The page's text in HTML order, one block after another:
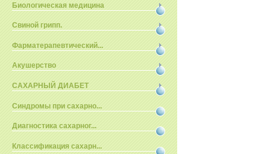
Биологическая медицина
Свиной грипп.
Фарматерапевтический...
Акушерство
САХАРНЫЙ ДИАБЕТ
Синдромы при сахарно...
Диагностика сахарног...
Классификация сахарн...